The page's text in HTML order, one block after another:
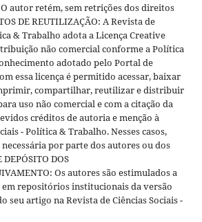
O autor retém, sem retrições dos direitos
DE REUTILIZAÇÃO: A Revista de
& Trabalho adota a Licença Creative
não comercial conforme a Política
adotado pelo Portal de
essa licença é permitido acessar, baixar
compartilhar, reutilizar e distribuir
uso não comercial e com a citação da
créditos de autoria e menção à
- Política & Trabalho. Nesses casos,
por parte dos autores ou dos
DOS
Os autores são estimulados a
repositórios institucionais da versão
seu artigo na Revista de Ciências Sociais -